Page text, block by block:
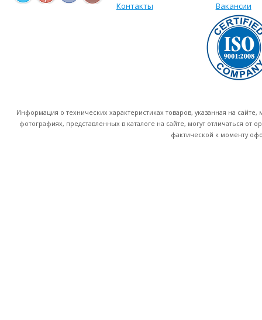
Контакты
Вакансии
Информация о технических характеристиках товаров, указанная на
фотографиях, представленных в каталоге на сайте, могут отличаться от
фактической к моменту